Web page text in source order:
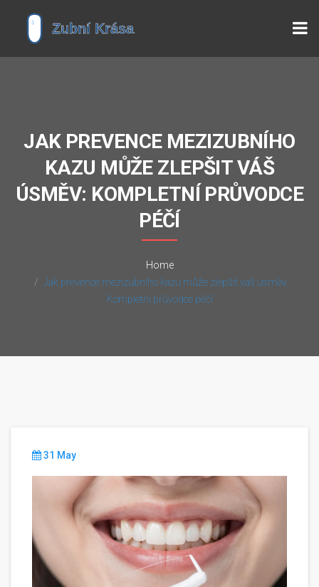
JAK PREVENCE MEZIZUBNÍHO
KAZU MŮŽE ZLEPŠIT VÁŠ
ÚSMĚV: KOMPLETNÍ PRŮVODCE
PÉČÍ
Home
Jak prevence mezizubního kazu může zlepšit váš úsměv:
Kompletní průvodce péčí
31 May